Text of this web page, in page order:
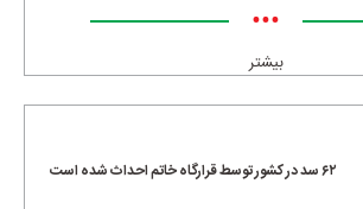
•••
بیشتر
۶۲ سد در کشور توسط قرارگاه خاتم احداث شده است